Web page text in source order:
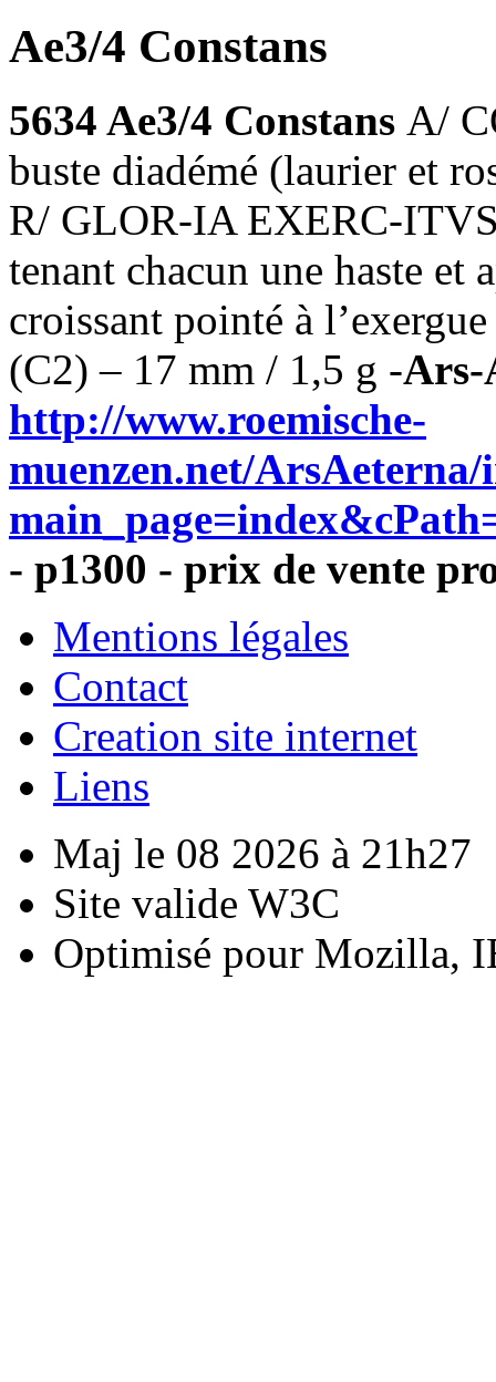
Ae3/4 Constans
5634 Ae3/4 Constans A/
buste diadémé (laurier et
R/ GLOR-IA EXERC-
tenant chacun une haste
croissant pointé à
(C2) – 17 mm / 1,5 g -Ars-
http://www.roemische-
muenzen.net/
- p1300 - prix de vente
Mentions légales
Contact
Creation site internet
Liens
Maj le 08 2026 à 21h27
Site valide W3C
Optimisé pour Mozilla,